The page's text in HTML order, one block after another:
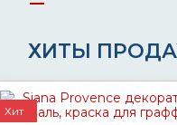
ХИТЫ
Хит